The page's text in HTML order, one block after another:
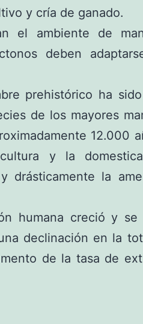
y cría de ganado.
el ambiente de
deben
prehistórico ha
de los mayores
12.000
y la
drásticamente la
humana creció y se
declinación en la
de la tasa de